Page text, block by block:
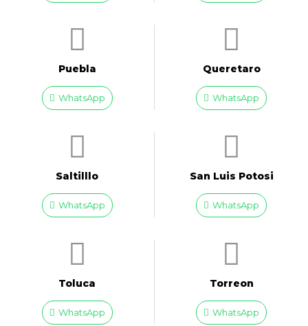
Puebla
WhatsApp
Queretaro
WhatsApp
Saltilllo
WhatsApp
San Luis Potosi
WhatsApp
Toluca
WhatsApp
Torreon
WhatsApp